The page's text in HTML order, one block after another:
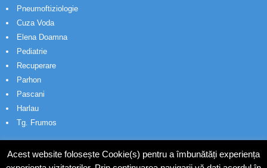
Pneumoftiziologie
Cuza Voda
Elena Doamna
Pediatrie
Recuperare
Parhon
Pascani
Harlau
Tg. Frumos
Acest website folosește Cookie(s) pentru a îmbunătăți experiența